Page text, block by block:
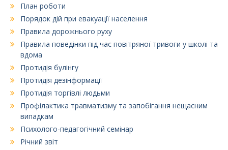
План роботи
Порядок дій при евакуації населення
Правила дорожнього руху
Правила поведінки під час повітряної тривоги у школі та
вдома
Протидія булінгу
Протидія дезінформації
Протидія торгівлі людьми
Профілактика травматизму та запобігання нещасним
випадкам
Психолого-педагогічний семінар
Річний звіт